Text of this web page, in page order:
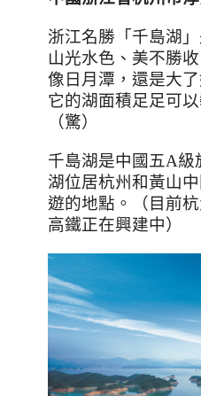
浙江名勝「千島湖
山光水色、美不勝
像日月潭，還是大
它的湖面積足足可
（驚）
千島湖是中國五A級
湖位居杭州和黃山
遊的地點。（目前
高鐵正在興建中）